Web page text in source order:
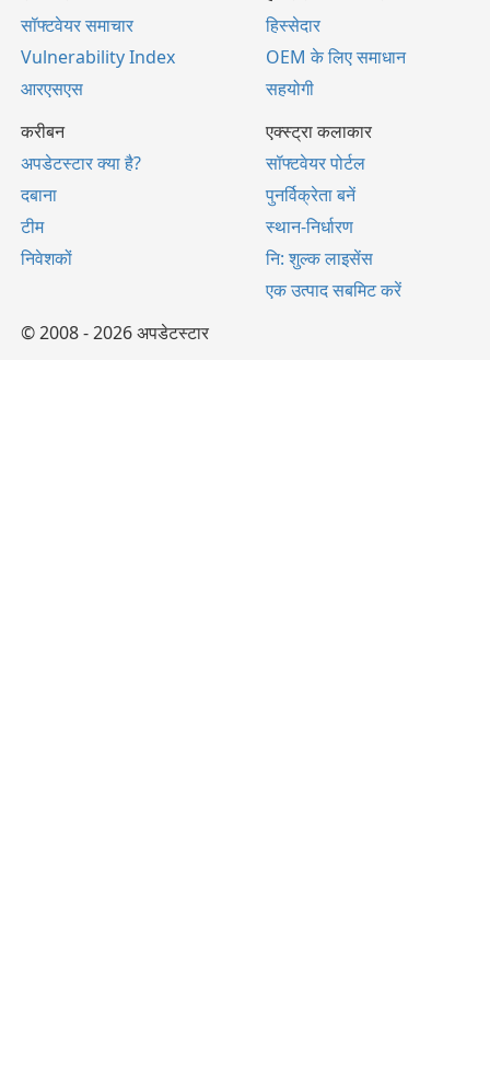
सॉफ्टवेयर समाचार
Vulnerability Index
आरएसएस
हिस्सेदार
OEM के लिए समाधान
सहयोगी
करीबन
अपडेटस्टार क्या है?
दबाना
टीम
निवेशकों
एक्स्ट्रा कलाकार
सॉफ्टवेयर पोर्टल
पुनर्विक्रेता बनें
स्थान-निर्धारण
नि: शुल्क लाइसेंस
एक उत्पाद सबमिट करें
© 2008 - 2026 अपडेटस्टार